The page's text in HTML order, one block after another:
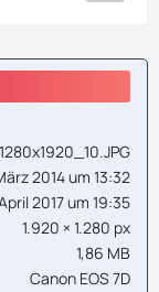
2014 um 13:32
2017 um 19:35
1.920 × 1.280 px
1,86 MB
Canon EOS 7D